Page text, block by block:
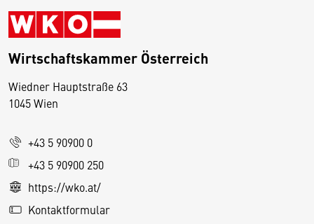
Wirtschaftskammer Österreich
Wiedner Hauptstraße 63
1045 Wien
+43 5 90900 0
+43 5 90900 250
https://wko.at/
Kontaktformular
D
s
e
S
e